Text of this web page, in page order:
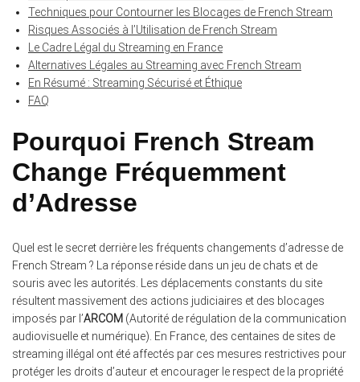
Techniques pour Contourner les Blocages de French Stream
Risques Associés à l’Utilisation de French Stream
Le Cadre Légal du Streaming en France
Alternatives Légales au Streaming avec French Stream
En Résumé : Streaming Sécurisé et Éthique
FAQ
Pourquoi French Stream
Change Fréquemment
d’Adresse
Quel est le secret derrière les fréquents changements d’adresse de
French Stream ? La réponse réside dans un jeu de chats et de
souris avec les autorités. Les déplacements constants du site
résultent massivement des actions judiciaires et des blocages
imposés par l’ARCOM (Autorité de régulation de la communication
audiovisuelle et numérique). En France, des centaines de sites de
streaming illégal ont été affectés par ces mesures restrictives pour
protéger les droits d’auteur et encourager le respect de la propriété